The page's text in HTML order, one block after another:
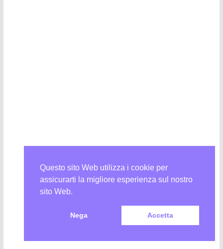
Questo sito Web utilizza i cookie per
assicurarti la migliore esperienza sul nostro
sito Web.
Nega Accetta